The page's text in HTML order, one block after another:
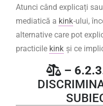
Atunci când explicați
mediatică a kink-ului,
alternative care pot
practicile kink și ce
–